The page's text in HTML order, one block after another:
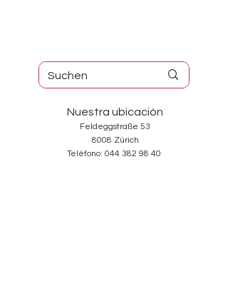
Nuestra ubicación
Feldeggstraße 53
8008 Zúrich
Teléfono: 044 382 98 40